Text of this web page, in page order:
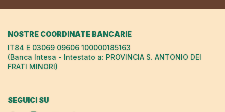
NOSTRE COORDINATE BANCARIE
IT84 E 03069 09606 100000185163
(Banca Intesa - Intestato a: PROVINCIA S. ANTONIO DEI
FRATI MINORI)
SEGUICI SU